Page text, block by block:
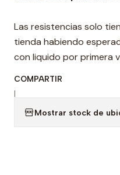
Las resistencias solo
tienda habiendo
con liquido por primera
COMPARTIR
|
Mostrar stock de